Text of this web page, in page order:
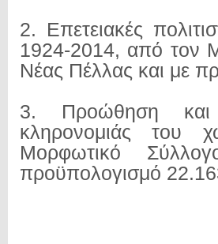
2. Επετειακές
1924-2014, από τον
Νέας Πέλλας και με
3. Προώθηση και
κληρονομιάς του
Μορφωτικό
προϋπολογισμό